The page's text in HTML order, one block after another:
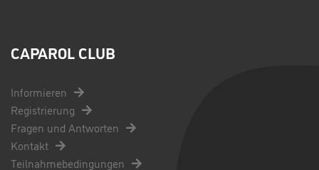
CAPAROL CLUB
Informieren
Registrierung
Fragen und Antworten
Kontakt
Teilnahmebedingungen